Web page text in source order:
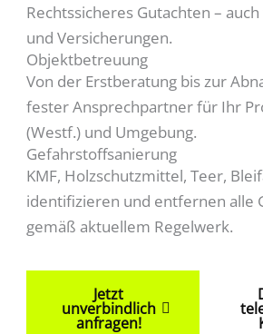
Rechtssicheres Gutachten –
und Versicherungen.
Objektbetreuung
Von der Erstberatung bis zur
fester Ansprechpartner für Ihr
(Westf.) und Umgebung.
Gefahrstoffsanierung
KMF, Holzschutzmittel, Teer,
identifizieren und entfernen alle
gemäß aktuellem Regelwerk.
Jetzt
unverbindlich
anfragen!